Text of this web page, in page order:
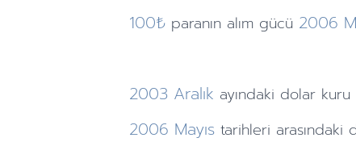
100₺ paranın alım gücü 2006
2003 Aralık ayındaki dolar kuru
2006 Mayıs tarihleri arasındaki